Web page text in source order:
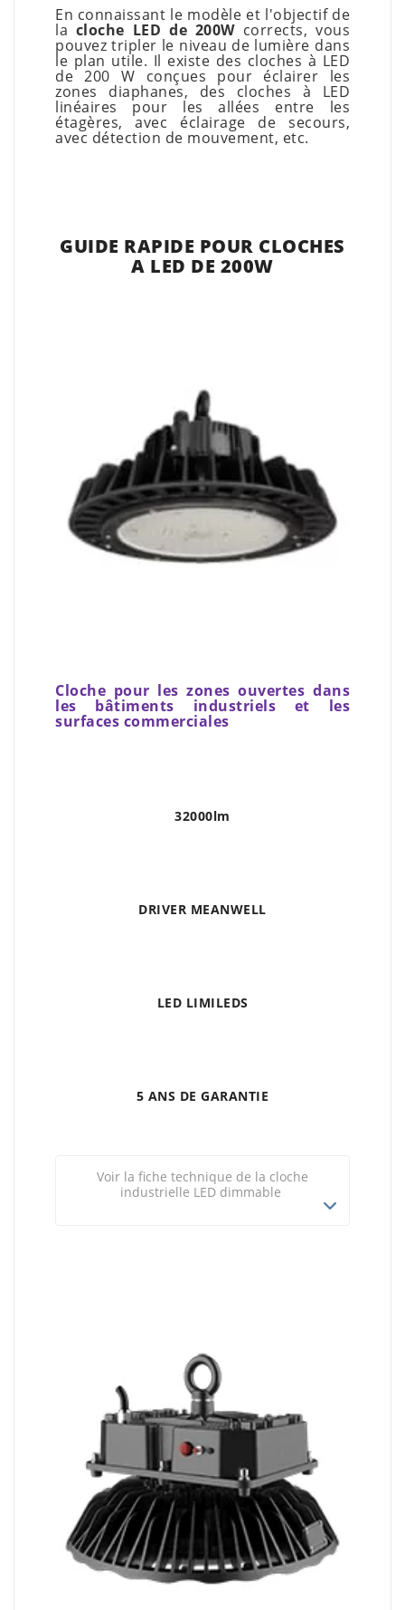
En connaissant le modèle et l'objectif de
la cloche LED de 200Wcorrects, vous
pouvez tripler le niveau de lumière dans
le plan utile. Il existe des cloches à LED
de 200 W conçues pour éclairer les
zones diaphanes, des cloches à LED
linéaires pour les allées entre les
étagères, avec éclairage de secours,
avec détection de mouvement, etc.
GUIDE RAPIDE POUR CLOCHES
A LED DE 200W
Cloche pour les zones ouvertes dans
les bâtiments industriels et les
surfaces commerciales
32000lm
DRIVER MEANWELL
LED LIMILEDS
5 ANS DE GARANTIE
Voir la fiche technique de la cloche
industrielle LED dimmable